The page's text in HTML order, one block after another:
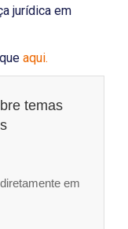
jurídica em
aqui.
temas
em